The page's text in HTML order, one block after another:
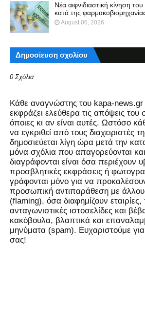
Νέα αιφνιδιαστική κίνηση
κατά της
August 06, 2026
Δημοσίευση σχολίου
0 Σχόλια
Kάθε αναγνώστης του kapa-news.gr
εκφράζει ελεύθερα τις απόψεις του
όποιες κι αν είναι αυτές. Ωστόσο
να εγκριθεί από τους διαχειριστές
δημοσιεύεται λίγη ώρα μετά την
μόνα σχόλια που απαγορεύονται
διαγράφονται είναι όσα περιέχουν
προσβλητικές εκφράσεις ή
γράφονται μόνο για να
προσωπική αντιπαράθεση με
(flaming), όσα διαφημίζουν
ανταγωνιστικές ιστοσελίδες και
κακόβουλα, βλαπτικά και
μηνύματα (spam). Ευχαριστούμε
σας!